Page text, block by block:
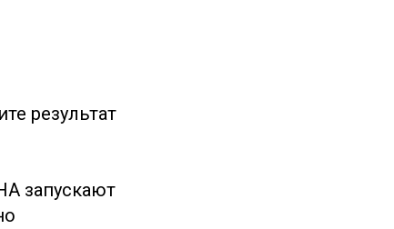
результат
запускают